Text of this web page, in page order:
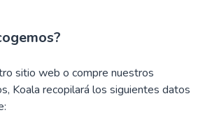
sitio web o compre nuestros
Koala recopilará los siguientes datos